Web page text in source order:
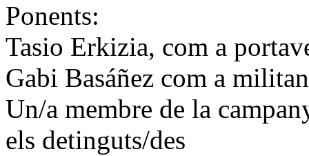
Ponents:
Tasio Erkizia, com a
Gabi Basáñez com a
Un/a membre de la
els detinguts/des